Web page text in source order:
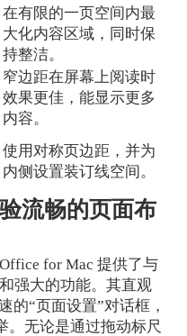
在有限的一页空间内最
大化内容区域，同时保
持整洁。
窄边距在屏幕上阅读时
效果更佳，能显示更多
内容。
使用对称页边距，并为
内侧设置装订线空间。
流畅的页面布
for Mac 提供了与
强大的功能。其直观
的“页面设置”对话框，
。无论是通过拖动标尺